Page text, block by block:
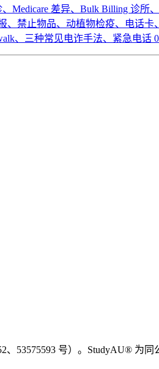
Medicare 差异、Bulk Billing 诊所
、禁止物品、动植物检疫、电话卡
、三种常见电诈手法、紧急电话
53575593 号）。StudyAU® 为同